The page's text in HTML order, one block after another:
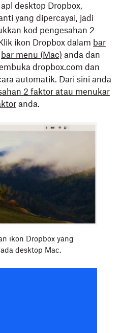
desktop Dropbox,
yang dipercayai, jadi
kod pengesahan 2
ikon Dropbox dalam bar
bar menu (Mac) anda dan
dropbox.com dan
automatik. Dari sini anda
2 faktor atau menukar
anda.
ikon Dropbox yang
desktop Mac.